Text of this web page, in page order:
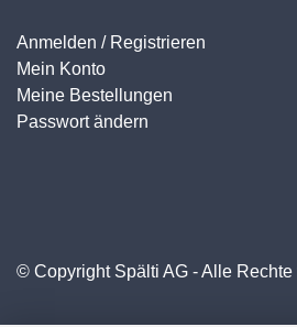
Anmelden / Registrieren
Mein Konto
Meine Bestellungen
Passwort ändern
© Copyright Spälti AG - Alle Rechte